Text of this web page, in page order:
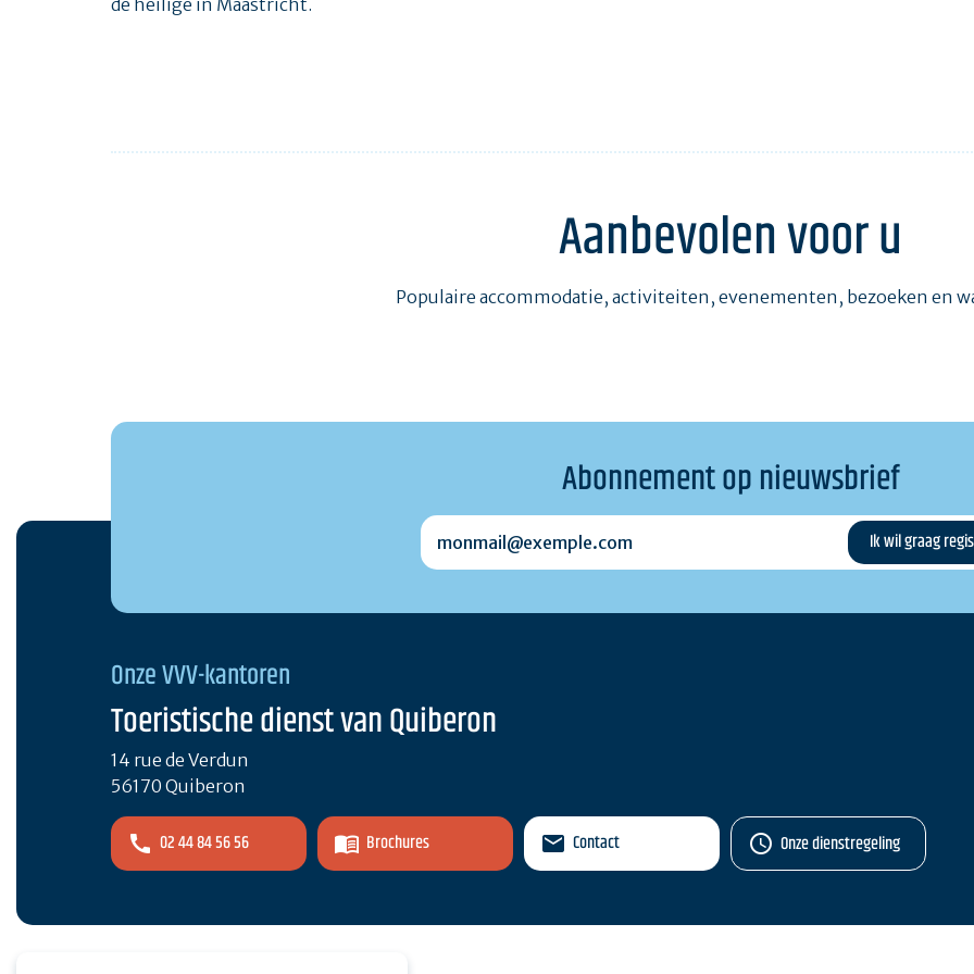
Aanbevolen voor u
Populaire accommodatie, activiteiten, evenementen, bezoeken en
Abonnement op nieuwsbrief
monmail@exemple.com
Onze VVV-kantoren
Toeristische dienst van Quiberon
14 rue de Verdun
56170 Quiberon
02 44 84 56 56 Brochures Contact Onze dienstregeling